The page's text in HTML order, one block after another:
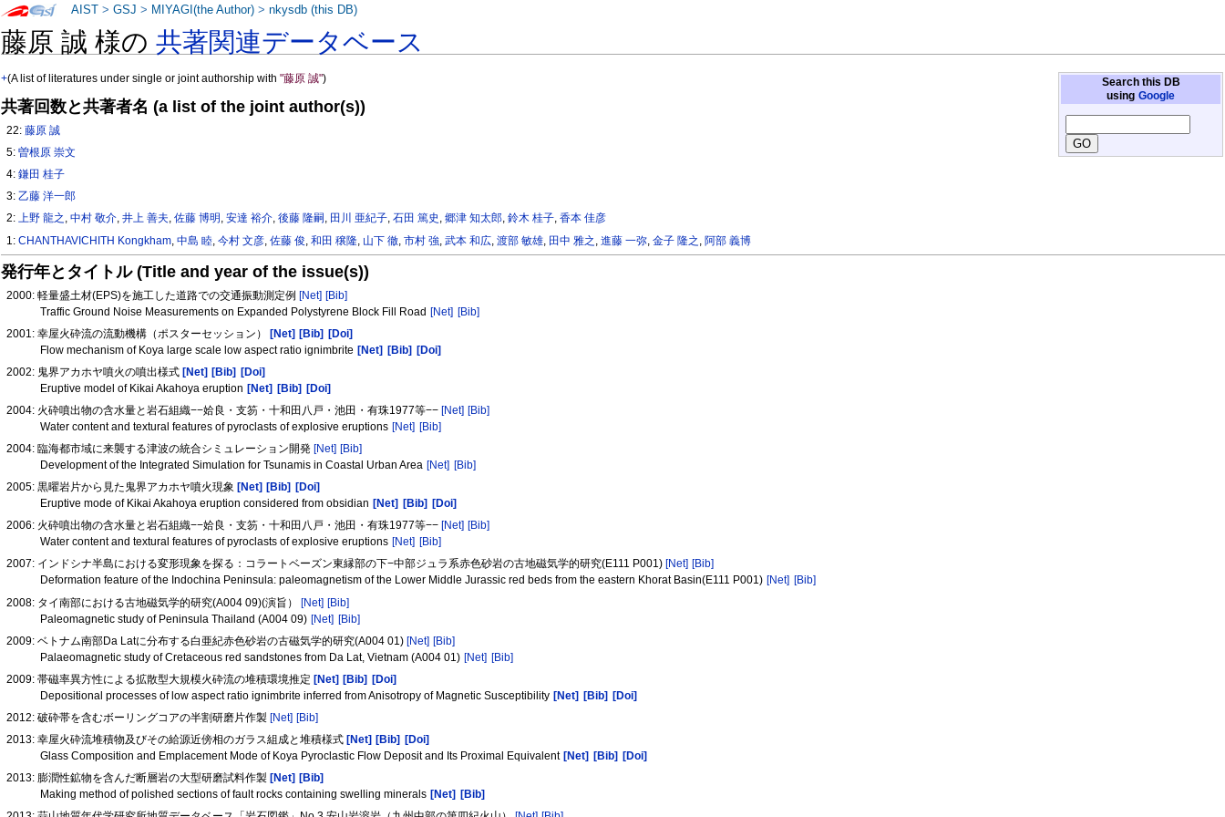
藤原 誠 様の共著関連データベース
Search this DB
using Google
+(A list of literatures under single or joint authorship with"藤原 誠")
共著回数と共著者名 (a list of the joint author(s))
22:藤原 誠
5:曽根原 崇文
4:鎌田 桂子
3:乙藤 洋一郎
2:上野 龍之 ,中村 敬介,井上 善夫,佐藤 博明 ,安達 裕介,後藤 隆嗣 , 田川 亜紀子,石田 篤史 ,郷津 知太郎,鈴木 桂子,香本 佳彦
1:CHANTHAVICHITH Kongkham ,中島 睦 ,今村 文彦 ,佐藤 俊 ,和田 穣隆 山下 徹 ,市村 強 ,武本 和広 ,渡部 敏雄 田中 雅之 ,進藤 一弥 ,金子 隆之 ,阿部 義博
発行年とタイトル (Title and year of the issue(s))
2000: 軽量盛土材(EPS)を施工した道路での交通振動測定例 [Net] [Bib]
Traffic Ground Noise Measurements on Expanded Polystyrene Block Fill Road [Net] [Bib]
2001: 幸屋火砕流の流動機構（ポスターセッション）
[Net] [Bib]
[Doi]
Flow mechanism of Koya large scale low aspect ratio ignimbrite [Net] [Bib]
[Doi]
2002: 鬼界アカホヤ噴火の噴出様式 [Net] [Bib]
[Doi]
Eruptive model of Kikai Akahoya eruption [Net] [Bib]
[Doi]
2004: 火砕噴出物の含水量と岩石組織−−姶良・支笏・十和田八戸・池田・有珠1977等−− [Net] [Bib]
Water content and textural features of pyroclasts of explosive eruptions [Net] [Bib]
2004: 臨海都市域に来襲する津波の統合シミュレーション開発 [Net] [Bib]
Development of the Integrated Simulation for Tsunamis in Coastal Urban Area [Net] [Bib]
2005: 黒曜岩片から見た鬼界アカホヤ噴火現象 [Net] [Bib]
[Doi]
Eruptive mode of Kikai Akahoya eruption considered from obsidian [Net] [Bib]
[Doi]
2006: 火砕噴出物の含水量と岩石組織−−姶良・支笏・十和田八戸・池田・有珠1977等−− [Net] [Bib]
Water content and textural features of pyroclasts of explosive eruptions [Net] [Bib]
2007: インドシナ半島における変形現象を探る：コラートベーズン東縁部の下−中部ジュラ系赤色砂岩の古地磁気学的研究(E111 P001) [Net] [Bib]
Deformation feature of the Indochina Peninsula: paleomagnetism of the Lower Middle Jurassic red beds from the eastern Khorat Basin(E111 P001) [Net] [Bib]
2008: タイ南部における古地磁気学的研究(A004 09)(演旨）[Net] [Bib]
Paleomagnetic study of Peninsula Thailand (A004 09) [Net] [Bib]
2009: ベトナム南部Da Latに分布する白亜紀赤色砂岩の古磁気学的研究(A004 01)[Net] [Bib]
Palaeomagnetic study of Cretaceous red sandstones from Da Lat, Vietnam (A004 01) [Net] [Bib]
2009: 帯磁率異方性による拡散型大規模火砕流の堆積環境推定[Net] [Bib] [Doi]
Depositional processes of low aspect ratio ignimbrite inferred from Anisotropy of Magnetic Susceptibility [Net] [Bib] [Doi]
2012: 破砕帯を含むボーリングコアの半割研磨片作製[Net] [Bib]
2013: 幸屋火砕流堆積物及びその給源近傍相のガラス組成と堆積様式[Net] [Bib] [Doi]
Glass Composition and Emplacement Mode of Koya Pyroclastic Flow Deposit and Its Proximal Equivalent [Net] [Bib] [Doi]
2013: 膨潤性鉱物を含んだ断層岩の大型研磨試料作製[Net] [Bib]
Making method of polished sections of fault rocks containing swelling minerals [Net] [Bib]
AIST >GSJ > MIYAGI(the Author) >nkysdb (this DB)